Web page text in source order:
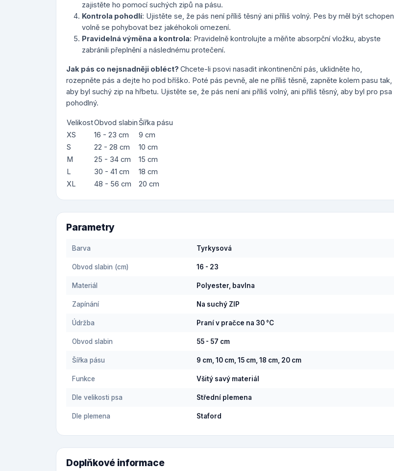
zajistěte ho pomocí suchých zipů na pásu.
Kontrola pohodlí: Ujistěte se, že pás není příliš těsný ani příliš volný. Pes by měl být schopen
volně se pohybovat bez jakéhokoli omezení.
Pravidelná výměna a kontrola: Pravidelně kontrolujte a měňte absorpční vložku, abyste
zabránili přeplnění a následnému protečení.
Jak pás co nejsnadněji obléct? Chcete-li psovi nasadit inkontinenční pás, uklidněte ho,
rozepněte pás a dejte ho pod bříško. Poté pás pevně, ale ne příliš těsně, zapněte kolem pasu tak,
aby byl suchý zip na hřbetu. Ujistěte se, že pás není ani příliš volný, ani příliš těsný, aby byl pro psa
pohodlný.
VelikostObvod slabin Šířka pásu
XS
16 - 23 cm
9 cm
S
22 - 28 cm
10 cm
M
25 - 34 cm
15 cm
L
30 - 41 cm
18 cm
XL
48 - 56 cm 20 cm
Parametry
Barva Tyrkysová
Obvod slabin (cm) 16 - 23
Materiál Polyester, bavlna
Zapínání Na suchý ZIP
Údržba Praní v pračce na 30 °C
Obvod slabin 55 - 57 cm
Šířka pásu 9 cm, 10 cm, 15 cm, 18 cm, 20 cm
Funkce Všitý savý materiál
Dle velikosti psa Střední plemena
Dle plemena Staford
Doplňkové informace